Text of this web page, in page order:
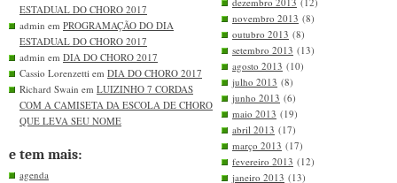
ESTADUAL DO CHORO 2017
admin em PROGRAMAÇÃO DO DIA
ESTADUAL DO CHORO 2017
admin em DIA DO CHORO 2017
Cassio Lorenzetti em DIA DO CHORO 2017
Richard Swain em LUIZINHO 7 CORDAS
COM A CAMISETA DA ESCOLA DE CHORO
QUE LEVA SEU NOME
e tem mais:
agenda
novembro 2013 (8)
outubro 2013 (8)
setembro 2013 (13)
agosto 2013 (10)
julho 2013 (8)
junho 2013 (6)
maio 2013 (19)
abril 2013 (17)
março 2013 (17)
fevereiro 2013 (12)
janeiro 2013 (13)